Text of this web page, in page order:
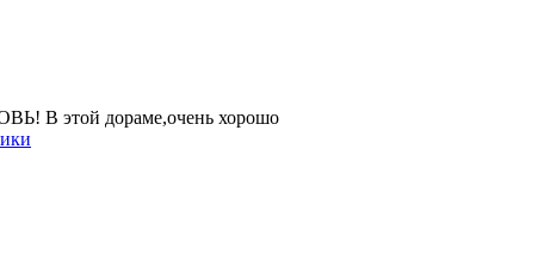
этой дораме,очень хорошо